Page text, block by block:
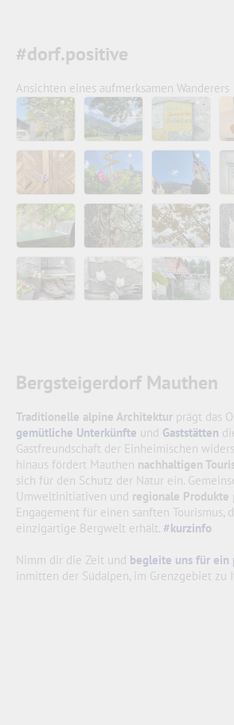
#dorf.positive
Ansichten eines aufmerksamen Wanderers
Bergsteigerdorf Mauthen
Traditionelle alpine Architektur prägt das
gemütliche Unterkünfte und Gaststätten
Gastfreundschaft der Einheimischen
hinaus fördert Mauthen nachhaltigen
sich für den Schutz der Natur ein.
Umweltinitiativen und regionale Produkte
Engagement für einen sanften Tourismus,
einzigartige Bergwelt erhält. #kurzinfo
Nimm dir die Zeit und begleite uns für ein
inmitten der Südalpen, im Grenzgebiet zu